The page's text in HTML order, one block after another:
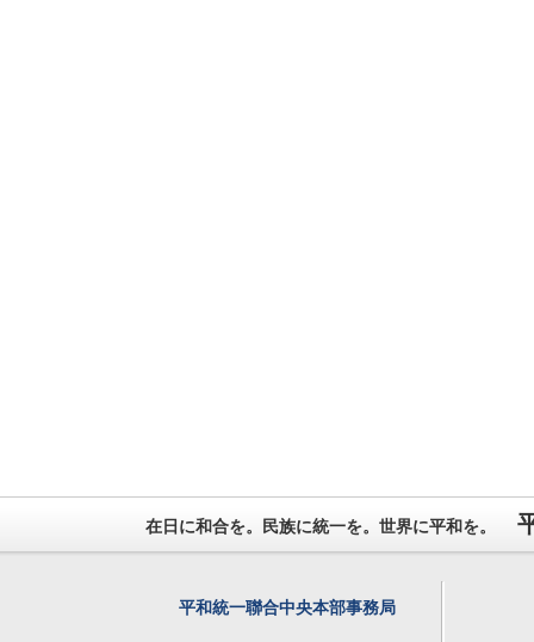
在日に和合を。民族に統一を。世界に平和を。
平和統一聯合中央本部事務局